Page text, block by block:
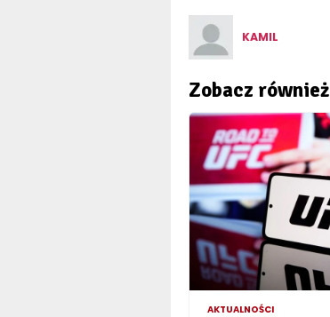
KAMIL
Zobacz również
AKTUALNOŚCI